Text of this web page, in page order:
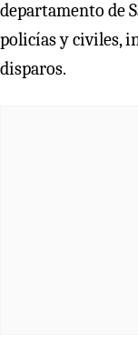
departamento de
policías y civiles,
disparos.